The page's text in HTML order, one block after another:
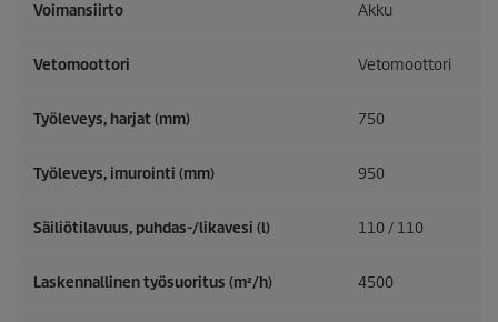
Voimansiirto Akku
Vetomoottori Vetomoottori
Työleveys, harjat (mm) 750
Työleveys, imurointi (mm) 950
Säiliötilavuus, puhdas-/likavesi (l) 110 / 110
Laskennallinen työsuoritus (m²/h) 4500